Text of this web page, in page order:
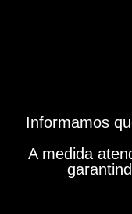
Informamos
A medida